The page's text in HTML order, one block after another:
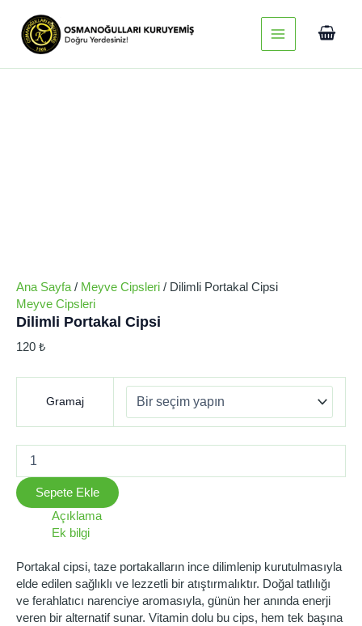
Main
Menu
Ana Sayfa / Meyve Cipsleri / Dilimli Portakal Cipsi
Meyve Cipsleri
Dilimli Portakal Cipsi
120 ₺
Gramaj
Portakal
Cipsi
adet
Sepete Ekle
Açıklama
Ek bilgi
Portakal cipsi, taze portakalların ince dilimlenip kurutulmasıyla
elde edilen sağlıklı ve lezzetli bir atıştırmalıktır. Doğal tatlılığı
ve ferahlatıcı narenciye aromasıyla, günün her anında enerji
veren bir alternatif sunar. Vitamin dolu bu cips, hem tek başına